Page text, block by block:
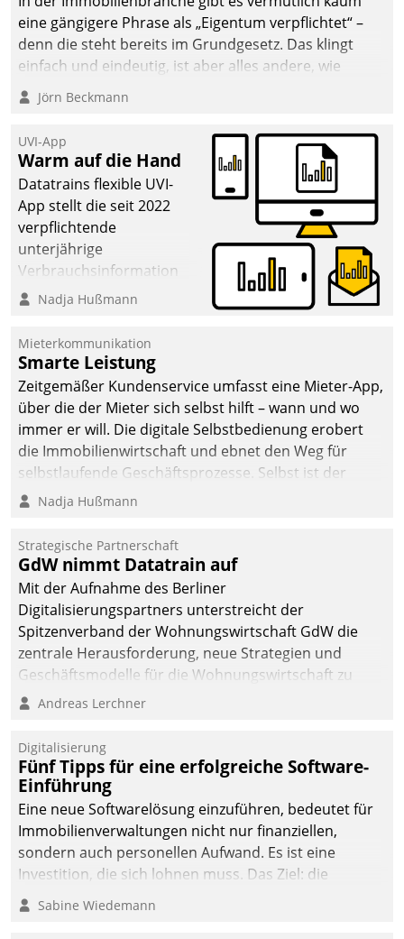
eine gängigere Phrase als „Eigentum verpflichtet“ –
denn die steht bereits im Grundgesetz. Das klingt
einfach und eindeutig, ist aber alles andere, wie
Branchenbeschäftigte wissen. Denn mit der
Verantwortung folgen Verpflichtungen.
Jörn Beckmann
UVI-App
Warm auf die Hand
Datatrains flexible UVI-
App stellt die seit 2022
verpflichtende
unterjährige
Verbrauchsinformation
schnell, zuverlässig und
Die monatlichen
Mitteilungen zum
Heizungs- und
Wasserverbrauch gehen
automatisiert, vollständig
und auf Wunsch über
mehrere zuvor
Kommunikationswege bei
Nadja Hußmann
Mieterkommunikation
Smarte Leistung
Zeitgemäßer Kundenservice umfasst eine Mieter-App,
über die der Mieter sich selbst hilft – wann und wo
immer er will. Die digitale Selbstbedienung erobert
die Immobilienwirtschaft und ebnet den Weg für
selbstlaufende Geschäftsprozesse. Selbst ist der
Kunde und smart der Serviceanbieter.
Nadja Hußmann
Strategische Partnerschaft
GdW nimmt Datatrain auf
Mit der Aufnahme des Berliner
Digitalisierungspartners unterstreicht der
Spitzenverband der Wohnungswirtschaft GdW die
zentrale Herausforderung, neue Strategien und
Geschäftsmodelle für die Wohnungswirtschaft zu
entwickeln.
Andreas Lerchner
Digitalisierung
Fünf Tipps für eine erfolgreiche Software-
Einführung
Eine neue Softwarelösung einzuführen, bedeutet für
Immobilienverwaltungen nicht nur finanziellen,
sondern auch personellen Aufwand. Es ist eine
Investition, die sich lohnen muss. Das Ziel: die
nachhaltige Optimierung der Geschäftsabläufe. Damit
dieses Ziel erreicht wird, sollten einige Grundregeln
Sabine Wiedemann